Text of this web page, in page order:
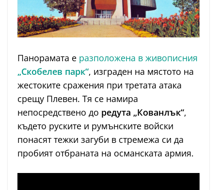
Панорамата е разположена в живописния
„Скобелев парк“, изграден на мястото на
жестоките сражения при третата атака
срещу Плевен. Тя се намира
непосредствено до редута „Кованлък“,
където руските и румънските войски
понасят тежки загуби в стремежа си да
пробият отбраната на османската армия.